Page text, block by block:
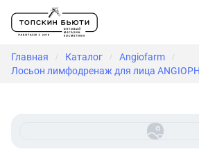
Главная / Каталог / Angiofarm /
Лосьон лимфодренаж для лица